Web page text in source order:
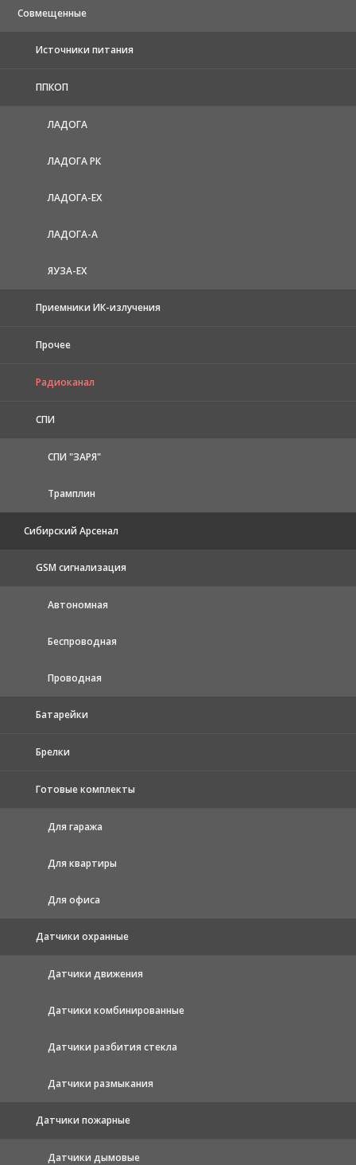
Совмещенные
Источники питания
ППКОП
ЛАДОГА
ЛАДОГА РК
ЛАДОГА-EX
ЛАДОГА-А
ЯУЗА-ЕХ
Приемники ИК-излучения
Прочее
Радиоканал
СПИ
СПИ "ЗАРЯ"
Трамплин
Сибирский Арсенал
GSM сигнализация
Автономная
Беспроводная
Проводная
Батарейки
Брелки
Готовые комплекты
Для гаража
Для квартиры
Для офиса
Датчики охранные
Датчики движения
Датчики комбинированные
Датчики разбития стекла
Датчики размыкания
Датчики пожарные
Датчики дымовые